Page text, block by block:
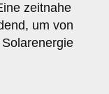
zeitnahe
um von